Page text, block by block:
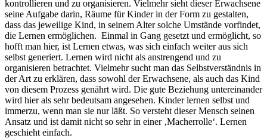
kontrollieren und zu organisieren. Vielmehr sieht dieser Erwachsene
seine Aufgabe darin, Räume für Kinder in der Form zu gestalten,
dass das jeweilige Kind, in seinem Alter solche Umstände vorfindet,
die Lernen ermöglichen. Einmal in Gang gesetzt und ermöglicht, so
hofft man hier, ist Lernen etwas, was sich einfach weiter aus sich
selbst generiert. Lernen wird nicht als anstrengend und zu
organisieren betrachtet. Vielmehr sucht man das Selbstverständnis in
der Art zu erklären, dass sowohl der Erwachsene, als auch das Kind
von diesem Prozess genährt wird. Die gute Beziehung untereinander
wird hier als sehr bedeutsam angesehen. Kinder lernen selbst und
immerzu, wenn man sie nur läßt. So versteht dieser Mensch seinen
Ansatz und ist damit nicht so sehr in einer ‚Macherrolle‘. Lernen
geschieht einfach.